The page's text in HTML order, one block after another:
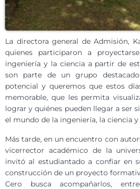
La directora general de Admisión,
quienes participaron a
ingeniería y la ciencia a partir de
son parte de un grupo
potencial y queremos que estos
memorable, que les permita
lograr y quiénes pueden llegar a ser
el mundo de la ingeniería, la ciencia
Más tarde, en un encuentro con
vicerrector académico de la
invitó al estudiantado a confiar en
construcción de un proyecto
Cero busca acompañarlos,